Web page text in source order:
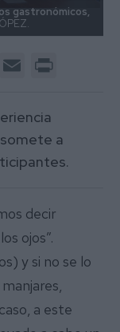
gastronómicos,
Message
Email
a
decir
ojos”.
y si no se lo
a este